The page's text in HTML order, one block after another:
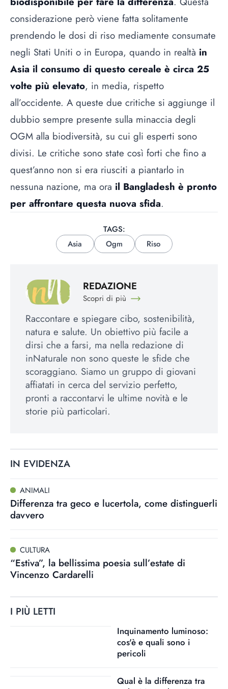
considerazione però viene fatta solitamente
prendendo le dosi di riso mediamente consumate
negli Stati Uniti o in Europa, quando in realtà in
Asia il consumo di questo cereale è circa 25
volte più elevato, in media, rispetto
all’occidente. A queste due critiche si aggiunge il
dubbio sempre presente sulla minaccia degli
OGM alla biodiversità, su cui gli esperti sono
divisi. Le critiche sono state così forti che fino a
quest’anno non si era riusciti a piantarlo in
nessuna nazione, ma ora il Bangladesh è pronto
per affrontare questa nuova sfida.
TAGS:
Asia
Ogm Riso
REDAZIONE
Scopri di più
Raccontare e spiegare cibo, sostenibilità,
natura e salute. Un obiettivo più facile a
dirsi che a farsi, ma nella redazione di
inNaturale non sono queste le sfide che
scoraggiano. Siamo un gruppo di giovani
affiatati in cerca del servizio perfetto,
pronti a raccontarvi le ultime novità e le
storie più particolari.
IN EVIDENZA
ANIMALI
Differenza tra geco e lucertola, come distinguerli
davvero
CULTURA
“Estiva”, la bellissima poesia sull’estate di
Vincenzo Cardarelli
I PIÙ LETTI
Inquinamento luminoso:
cos'è e quali sono i
pericoli
Qual è la differenza tra